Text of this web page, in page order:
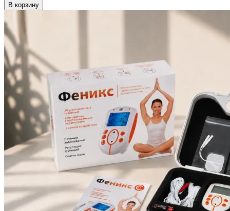
В корзину